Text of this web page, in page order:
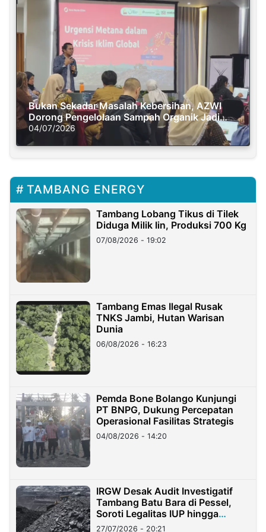
Bukan Sekadar Masalah Kebersihan, AZWI
Dorong Pengelolaan Sampah Organik Jadi
Solusi Krisis Iklim
04/07/2026
TAMBANG ENERGY
Tambang Lobang Tikus di Tilek
Diduga Milik Iin, Produksi 700 Kg
07/08/2026 - 19:02
Tambang Emas Ilegal Rusak
TNKS Jambi, Hutan Warisan
Dunia
06/08/2026 - 16:23
Pemda Bone Bolango Kunjungi
PT BNPG, Dukung Percepatan
Operasional Fasilitas Strategis
04/08/2026 - 14:20
IRGW Desak Audit Investigatif
Tambang Batu Bara di Pessel,
Soroti Legalitas IUP hingga
Stockpile
27/07/2026 - 20:21